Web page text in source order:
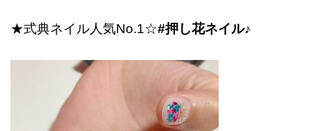
★式典ネイル人気No.1☆#押し花ネイル♪